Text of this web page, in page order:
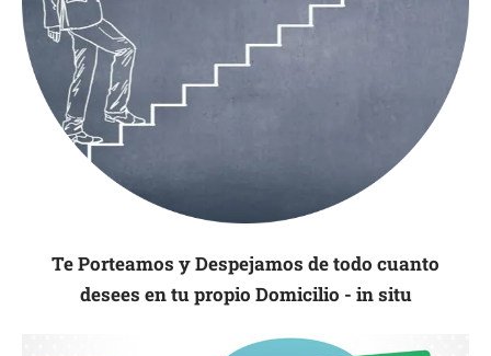
Te Porteamos y Despejamos de todo cuanto
desees en tu propio Domicilio - in situ